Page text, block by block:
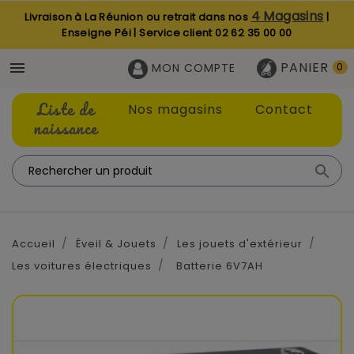
Livraison à La Réunion ou retrait dans nos 4 Magasins |
Enseigne Péi | Service client02 62 35 00 00
 PANIER 0
MON COMPTE
Liste de
naissance
Nos magasins Contact

Accueil Éveil & Jouets
Les jouets d'extérieur
Les voitures électriques
Batterie 6V7AH